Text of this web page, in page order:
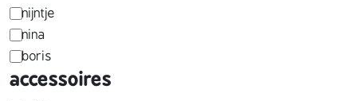
e
m
a
'
p
e
r
s
nijntje
nina
boris
accessoires